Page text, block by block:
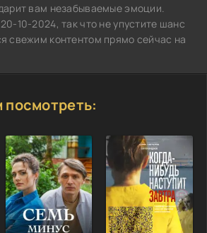
вам незабываемые эмоции.
10-2024, так что не упустите шанс
свежим контентом прямо сейчас на